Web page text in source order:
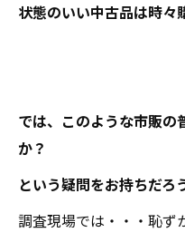
状態のいい中古品は時々
では、このような市販の
か？
という疑問をお持ちだろ
調査現場では・・・恥ず